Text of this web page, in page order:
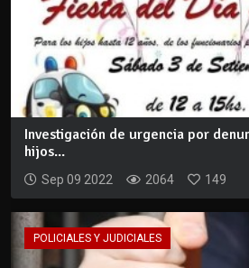
Investigación de urgencia por
hijos...
Sep 09 2022 2064 149
POLICIALES Y JUDICIALES